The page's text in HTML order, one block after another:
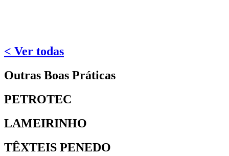
< Ver todas
Outras Boas Práticas
PETROTEC
LAMEIRINHO
TÊXTEIS PENEDO